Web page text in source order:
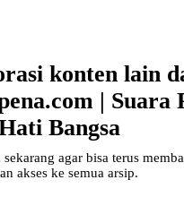
konten lain
| Suara
Bangsa
agar bisa terus
akses ke semua arsip.